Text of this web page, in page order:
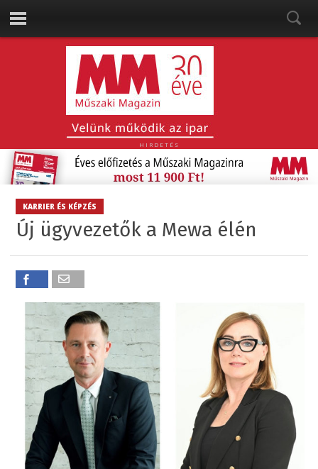
HIRDETÉS
KARRIER ÉS KÉPZÉS
Új ügyvezetők a Mewa élén